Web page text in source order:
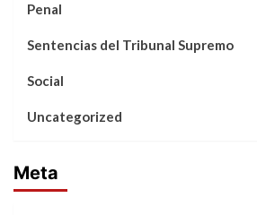
Penal
Sentencias del Tribunal Supremo
Social
Uncategorized
Meta